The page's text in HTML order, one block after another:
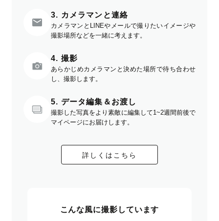
3. カメラマンと連絡
カメラマンとLINEやメールで撮りたいイメージや
撮影場所などを一緒に考えます。
4. 撮影
あらかじめカメラマンと決めた場所で待ち合わせ
し、撮影します。
5. データ編集＆お渡し
撮影した写真をより素敵に編集して1~2週間前後で
マイページにお届けします。
詳しくはこちら
こんな風に撮影しています